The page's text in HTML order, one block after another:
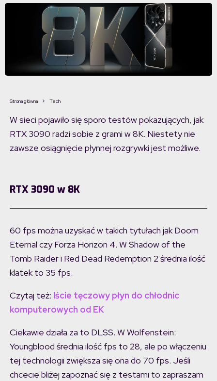
Strona główna Tech
W sieci pojawiło się sporo testów pokazujących, jak
RTX 3090 radzi sobie z grami w 8K. Niestety nie
zawsze osiągnięcie płynnej rozgrywki jest możliwe.
RTX 3090 w 8K
60 fps można uzyskać w takich tytułach jak Doom
Eternal czy Forza Horizon 4. W Shadow of the
Tomb Raider i Red Dead Redemption 2 średnia ilość
klatek to 35 fps.
Czytaj też: Iście tęczowy płyn do chłodnic
komputerowych od EK
Ciekawie działa za to DLSS. W Wolfenstein:
Youngblood średnia ilość fps to 28, ale po włączeniu
tej technologii zwiększa się ona do 70 fps. Jeśli
chcecie bliżej zapoznać się z testami to zapraszam